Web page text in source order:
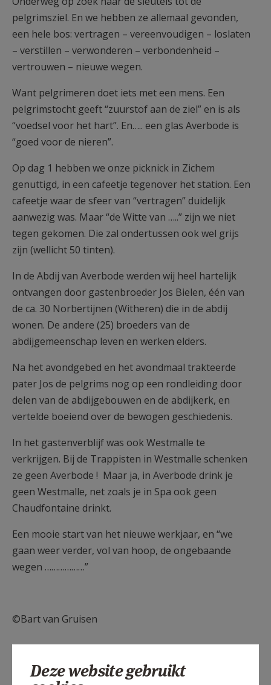
pelgrimsziel. En we hebben ze allemaal gevonden,
een hele bos: vertragen – vereenvoudigen – loslaten
– verstillen – verwonderen – verbondenheid –
vertrouwen – nieuwe wegen.
Want pelgrimeren doet iets met een mens. Een
pelgrimstocht geeft “zuurstof aan de ziel” en is als
“voedsel voor het hart”. En….. een glas Averbode is
“goed voor de nieren”.
Op dag 1 hebben we onze picknick in Zichem
genuttigd, in een cafeetje tegenover het station. Een
cafeetje waar de sfeer van “vertragen” duidelijk
aanwezig was. Maar “de Witte van …..” zijn we niet
tegen gekomen. Die zal ondertussen ook wel grijs
zijn (wellicht 50 tinten).
In de Abdij van Averbode werden wij heel hartelijk
ontvangen door gastenbroeder Jos Bielen, één van
de ca. 30 Norbertijnen (Witheren) die in de abdij
wonen. De andere (25) broeders van de
abdijgemeenschap leven en werken elders.
Na het avondgebed en het avondmaal trakteerde
pater Jos de pelgrims nog op een rondleiding door
delen van de abdijgebouwen en de abdijkerk, en
vertelde boeiend over de bewogen geschiedenis.
In het gastenverblijf was ook Westmalle te
verkrijgen. Bij de Trappisten in Westmalle schenken
ze geen Averbode ! Maar ja, in Averbode drink je
geen Westmalle, net zoals je in Spa ook geen
Chaudfontaine drinkt.
Een mooie start van het nieuwe werkjaar, en “we
gaan weer verder, vol van hoop, de ongebaande
wegen ………………”
©Bart van Gruisen
Deze website gebruikt